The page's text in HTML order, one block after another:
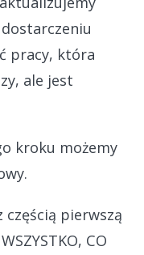
pracy, która
ale jest
kroku możemy
pierwszą
CO